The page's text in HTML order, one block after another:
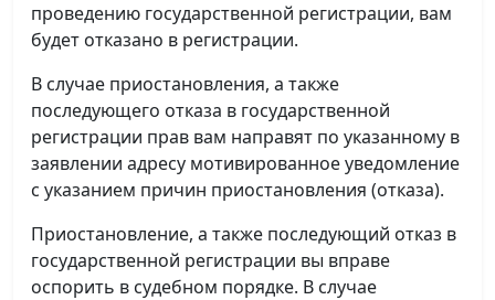
проведению государственной регистрации, вам
будет отказано в регистрации.
В случае приостановления, а также
последующего отказа в государственной
регистрации прав вам направят по указанному в
заявлении адресу мотивированное уведомление
с указанием причин приостановления (отказа).
Приостановление, а также последующий отказ в
государственной регистрации вы вправе
оспорить в судебном порядке. В случае